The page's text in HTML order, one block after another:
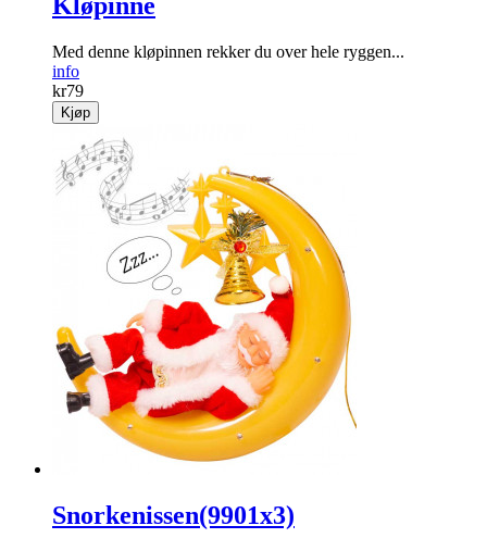
Med denne kløpinnen rekker du over hele ryggen...
info
kr79
Kjøp
Snorkenissen(9901x3)